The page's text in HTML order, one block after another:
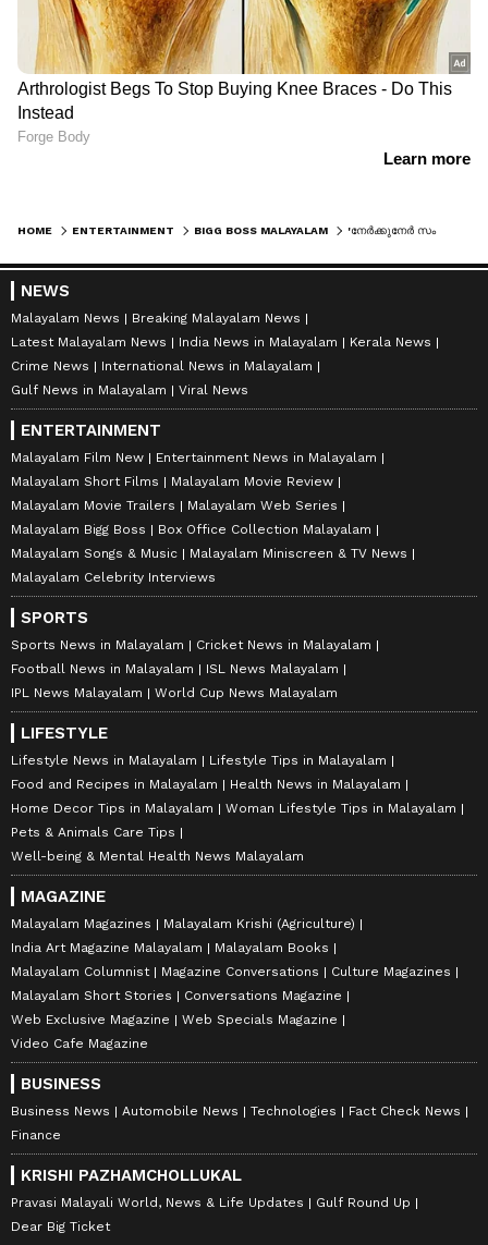
HOME ENTERTAINMENT BIGG BOSS MALAYALAM 'നേർക്കുനേർ സംസാരിക്കാൻ ധൈര്യമില്ലാത്ത വ്യക്തി, വിഷ പാമ്പ്'; അഖിലിനെതിരെ റിനോഷ്
NEWS
Malayalam News
Breaking Malayalam News
Latest Malayalam News
India News in Malayalam
Kerala News
Crime News
International News in Malayalam
Gulf News in Malayalam
Viral News
ENTERTAINMENT
Malayalam Film New
Entertainment News in Malayalam
Malayalam Short Films
Malayalam Movie Review
Malayalam Movie Trailers
Malayalam Web Series
Malayalam Bigg Boss
Box Office Collection Malayalam
Malayalam Songs & Music
Malayalam Miniscreen & TV News
Malayalam Celebrity Interviews
SPORTS
Sports News in Malayalam
Cricket News in Malayalam
Football News in Malayalam
ISL News Malayalam
IPL News Malayalam
World Cup News Malayalam
LIFESTYLE
Lifestyle News in Malayalam
Lifestyle Tips in Malayalam
Food and Recipes in Malayalam
Health News in Malayalam
Home Decor Tips in Malayalam
Woman Lifestyle Tips in Malayalam
Pets & Animals Care Tips
Well-being & Mental Health News Malayalam
MAGAZINE
Malayalam Magazines
Malayalam Krishi (Agriculture)
India Art Magazine Malayalam
Malayalam Books
Malayalam Columnist
Magazine Conversations
Culture Magazines
Malayalam Short Stories
Conversations Magazine
Web Exclusive Magazine
Web Specials Magazine
Video Cafe Magazine
BUSINESS
Business News Automobile News Technologies
Fact Check News
Finance
KRISHI PAZHAMCHOLLUKAL
Pravasi Malayali World, News & Life Updates
Gulf Round Up
Dear Big Ticket